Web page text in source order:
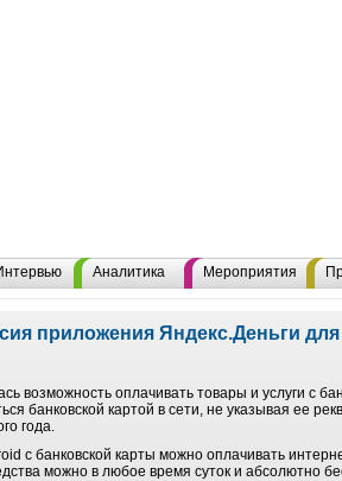
Аналитика Мероприятия
приложения Яндекс.Деньги
возможность оплачивать товары и услуги с
банковской картой в сети, не указывая ее
года.
с банковской карты можно оплачивать
можно в любое время суток и абсолютно